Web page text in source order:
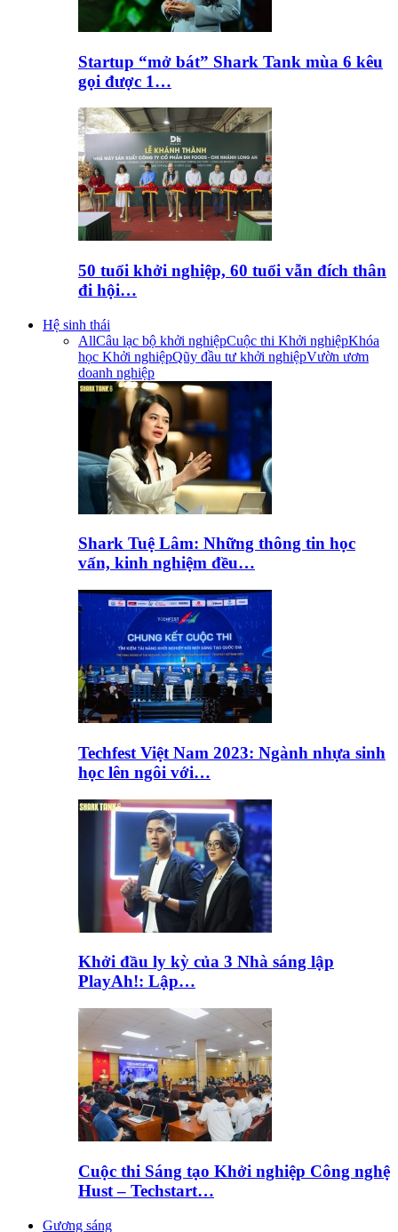
Startup “mở bát” Shark Tank mùa 6 kêu
gọi được 1…
50 tuổi khởi nghiệp, 60 tuổi vẫn đích thân
đi hội…
Hệ sinh thái
AllCâu lạc bộ khởi nghiệpCuộc thi Khởi nghiệpKhóa
học Khởi nghiệpQũy đầu tư khởi nghiệpVườn ươm
doanh nghiệp
Shark Tuệ Lâm: Những thông tin học
vấn, kinh nghiệm đều…
Techfest Việt Nam 2023: Ngành nhựa sinh
học lên ngôi với…
Khởi đầu ly kỳ của 3 Nhà sáng lập
PlayAh!: Lập…
Cuộc thi Sáng tạo Khởi nghiệp Công nghệ
Hust – Techstart…
Gương sáng